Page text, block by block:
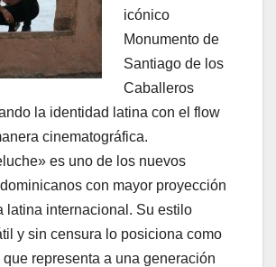
icónico
Monumento de
Santiago de los
Caballeros
la identidad latina con el flow
cinematográfica.
es uno de los nuevos
con mayor proyección
latina internacional. Su estilo
y sin censura lo posiciona como
que representa a una generación